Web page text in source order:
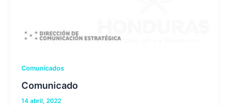
Comunicados
Comunicado
14 abril, 2022